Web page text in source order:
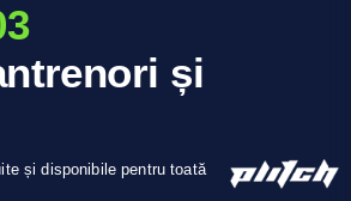
și
și disponibile pentru toată